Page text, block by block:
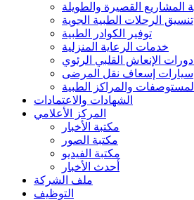
المشاريع القصيرة والطويلة
تنسيق الرحلات الطبية الجوية
توفير الكوادر الطبية
خدمات الرعاية المنزلية
سيارات إسعاف نقل المرضى
والمراكز الطبية
الشهادات والاعتمادات
المركز الأعلامي
مكتبة الأخبار
مكتبة الصور
مكتبة الفيديو
أحدث الأخبار
ملف الشركة
التوظيف